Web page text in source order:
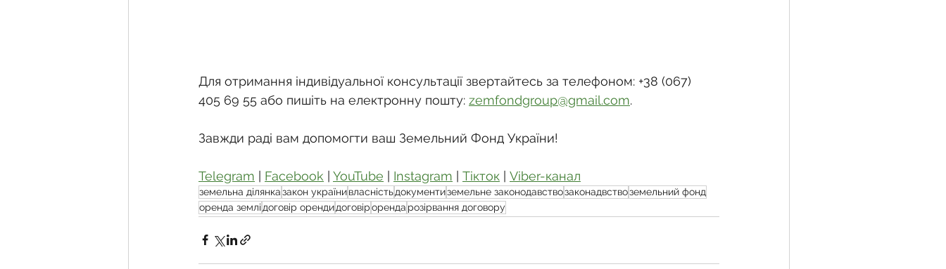
Для отримання індивідуальної консультації звертайтесь за телефоном: +38 (067)
405 69 55 або пишіть на електронну пошту: zemfondgroup@gmail.com.
Завжди раді вам допомогти ваш Земельний Фонд України!
Telegram | Facebook | YouTube | Instagram | Тікток | Viber-канал
земельна ділянказакон українивласністьдокументиземельне законодавствозаконадвствоземельний фонд
оренда землі договір орендидоговіроренда розірвання договору